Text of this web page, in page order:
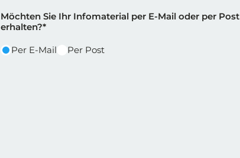
Reihe 2
Reihe 2 | Spalte 1
Möchten Sie Ihr Infomaterial per E-Mail oder per Post
erhalten?*
Per E-Mail Per Post